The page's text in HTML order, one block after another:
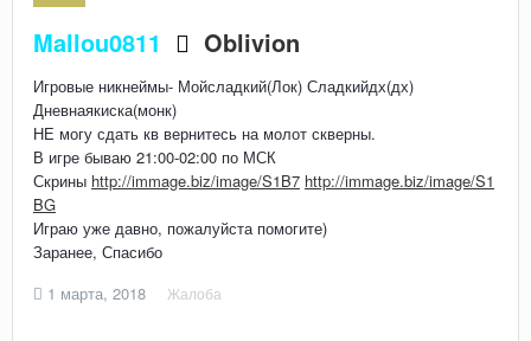
Mallou0811 Oblivion
Игровые никнеймы- Мойсладкий(Лок) Сладкийдх(дх)
Дневнаякиска(монк)
НЕ могу сдать кв вернитесь на молот скверны.
В игре бываю 21:00-02:00 по МСК
Скрины http://immage.biz/image/S1B7 http://immage.biz/image/S1
BG
Играю уже давно, пожалуйста помогите)
Заранее, Спасибо
1 марта, 2018
Жалоба